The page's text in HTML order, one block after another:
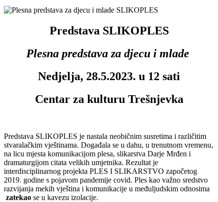
Predstava SLIKOPLES
Plesna predstava za djecu i mlade
Nedjelja, 28.5.2023. u 12 sati
Centar za kulturu Trešnjevka
Predstava SLIKOPLES je nastala neobičnim susretima i različitim
stvaralačkim vještinama. Događala se u dahu, u trenutnom vremenu,
na licu mjesta komunikacijom plesa, slikarstva Darje Mrđen i
dramaturgijom citata velikih umjetnika. Rezultat je
interdisciplinarnog projekta PLES I SLIKARSTVO započetog
2019. godine s pojavom pandemije covid. Ples kao važno sredstvo
razvijanja mekih vještina i komunikacije u međuljudskim odnosima
zatekao se u kavezu izolacije.